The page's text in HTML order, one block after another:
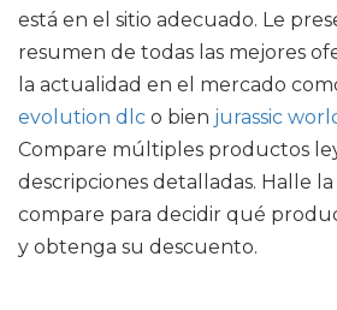
está en el sitio adecuado. Le
resumen de todas las mejores
la actualidad en el mercado
evolution dlc o bien jurassic
Compare múltiples productos
descripciones detalladas. Halle
compare para decidir qué
y obtenga su descuento.